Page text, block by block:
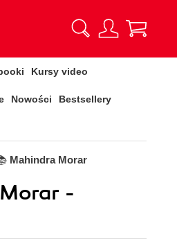
Kursy video
Nowości Bestsellery
Mahindra Morar
-